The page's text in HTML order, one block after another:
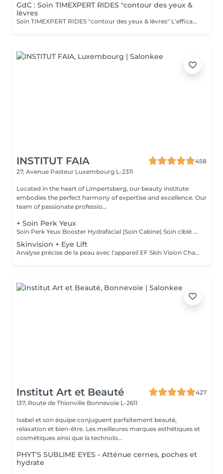
GdC : Soin TIMEXPERT RIDES "contour des yeux &
lèvres
Soin TIMEXPERT RIDES "contour des yeux & lèvres" L'efficacite des composants actifs de TimexpertRides ( BTX-Tripeptine, Tissulage Tech, Energy Pythoactives ). La combinaison de bio-engineering pour eliminer les rides avec des ingredients specifiques, qui agissent contre les differentes sortes de problemes comme les cercles noirs, les cernes et le relachement. La peau autour des yeux retrouve de la clarte, de l'energie et de la fermete. Résultats immédiats. - Tout type de peau normale à sèche - Toute saison - Recommandé à partir 30 ans Sous forme d'une cure de trois sessions, une par semaine ou comme traitement flash. Massage spécifique : Cupping-yoga facial-pierre Gua-Sha
INSTITUT FAIA
458
27, Avenue Pasteur Luxembourg L-2311
Located in the heart of Limpertsberg, our beauty institute
embodies the perfect harmony of expertise and excellence. Our
team of passionate professio...
+ Soin Perk Yeux
Soin Perk Yeux Booster Hydrafacial (Soin Cabine) Soin ciblé du contour des yeux réalisé en cabine, en complément d'un soin Hydrafacial. Le Perk Yeux exfolie délicatement et infuse un sérum concentré pour hydrater, lisser les ridules et illuminer le regard. Résultat immédiat: un contour de l'il plus frais, défatigué et lumineux. Fonctionnement : Le soin nécessite l'achat d'un booster personnel au prix de 50€. Ce booster, conservé en cabine, permet de réaliser 3 séances en complément d'un Hydrafacial.
Skinvision + Eye Lift
Analyse précise de la peau avec l'appareil EF Skin Vision Chaque peau étant unique, nous analysons ensemble les besoins actuels de votre peau. L'appareil diagnostic effectue une analyse complète. Il détermine l'identité de votre peau en quelques minutes, en se basant sur 9 paramètres spécifiques: hydratation, excès de sébum, élasticité, desquamation, pores, taches pigmentaires, rides pattes d'oie, rides du front, couperose. Soin des yeux liftant pour un regard éclatant. Un soin intensif du contour des yeux; massage très efficace des points de pression, massage anti-age liftant, Expert Eye patch et soin intensif du contour des yeux avec la technologie Oxy Booster. Grâce à ce soin les poches et les cernes sont atténuées, les rides sont lissées, le regard est plus éclatant et la fatigue est éliminée.
Institut Art et Beauté
427
137, Route de Thionville Bonnevoie L-2611
Isabel et son équipe conjuguent parfaitement beauté,
relaxation et bien-être. Les meilleures marques esthétiques et
cosmétiques ainsi que la technolo...
PHYT'S SUBLIME EYES - Atténue cernes, poches et
hydrate